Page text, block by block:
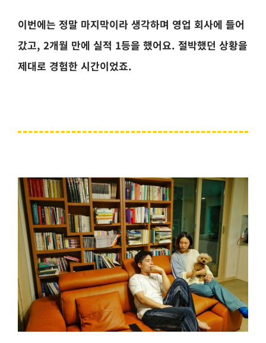
이번에는 정말 마지막이라 생각하며 영업 회사에 들어
갔고, 2개월 만에 실적 1등을 했어요. 절박했던 상황을
제대로 경험한 시간이었죠.